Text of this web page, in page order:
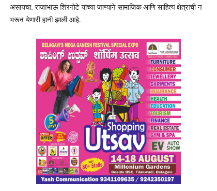
असायचा. राजाभाऊ शिरगोटे यांच्या जाण्याने सामाजिक आणि साहित्य क्षेत्राची न
भरून येणारी हानी झाली आहे.